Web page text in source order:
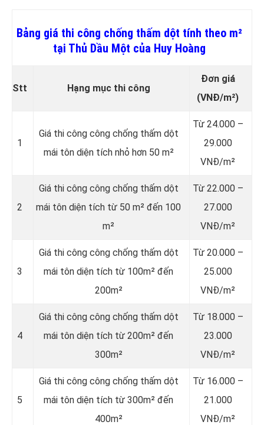
Bảng giá thi công chống thấm dột tính theo m²
tại Thủ Dầu Một của Huy Hoàng
Stt Hạng mục thi công
Đơn giá
(VNĐ/m²)
1
Giá thi công công chống thấm dột
mái tôn diện tích nhỏ hơn 50 m²
Từ 24.000 –
29.000
VNĐ/m²
2
Giá thi công công chống thấm dột
mái tôn diện tích từ 50 m² đến 100
m²
Từ 22.000 –
27.000
VNĐ/m²
3
Giá thi công công chống thấm dột
mái tôn diện tích từ 100m² đến
200m²
Từ 20.000 –
25.000
VNĐ/m²
4
Giá thi công công chống thấm dột
mái tôn diện tích từ 200m² đến
300m²
Từ 18.000 –
23.000
VNĐ/m²
5
Giá thi công công chống thấm dột
mái tôn diện tích từ 300m² đến
400m²
Từ 16.000 –
21.000
VNĐ/m²